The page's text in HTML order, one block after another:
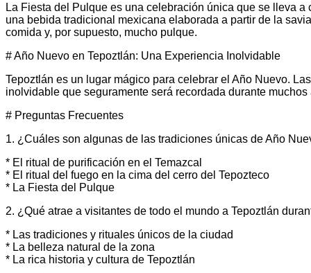
La Fiesta del Pulque es una celebración única que se lleva
una bebida tradicional mexicana elaborada a partir de la
comida y, por supuesto, mucho pulque.
# Año Nuevo en Tepoztlán: Una Experiencia Inolvidable
Tepoztlán es un lugar mágico para celebrar el Año Nuevo.
inolvidable que seguramente será recordada durante muchos
# Preguntas Frecuentes
1. ¿Cuáles son algunas de las tradiciones únicas de Año
* El ritual de purificación en el Temazcal
* El ritual del fuego en la cima del cerro del Tepozteco
* La Fiesta del Pulque
2. ¿Qué atrae a visitantes de todo el mundo a Tepoztlán
* Las tradiciones y rituales únicos de la ciudad
* La belleza natural de la zona
* La rica historia y cultura de Tepoztlán